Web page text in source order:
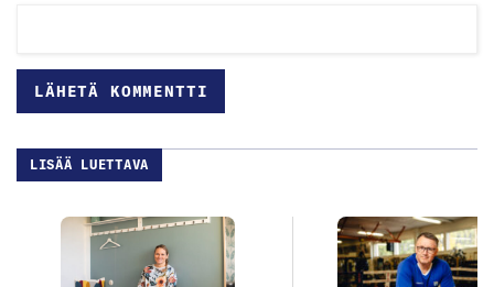
LISÄÄ LUETTAVA